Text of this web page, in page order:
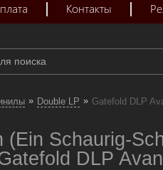
Контакты
» Double LP » Gatefold DLP
(Ein Schaurig-
DLP